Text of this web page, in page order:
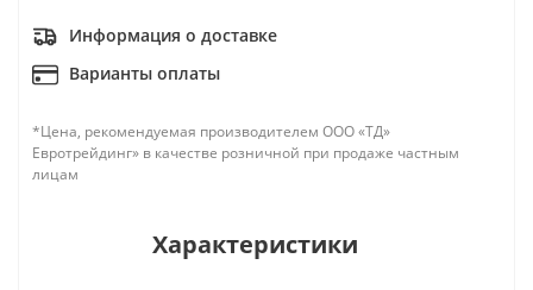
Информация о доставке
Варианты оплаты
*Цена, рекомендуемая производителем ООО «ТД»
Евротрейдинг» в качестве розничной при продаже частным
лицам
Характеристики